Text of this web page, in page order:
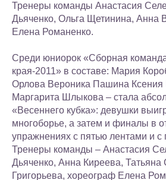
Тренеры команды Анастасия
Дьяченко, Ольга Щетинина, Анна
Елена Романенко.
Среди юниорок «Сборная
края-2011» в составе: Мария
Орлова Вероника Пашина
Маргарита Шлыкова – стала
«Весеннего кубка»: девушки
многоборье, а затем и финалы в
упражнениях с пятью лентами и с
Тренеры команды – Анастасия
Дьяченко, Анна Киреева,
Григорьева, хореограф Елена